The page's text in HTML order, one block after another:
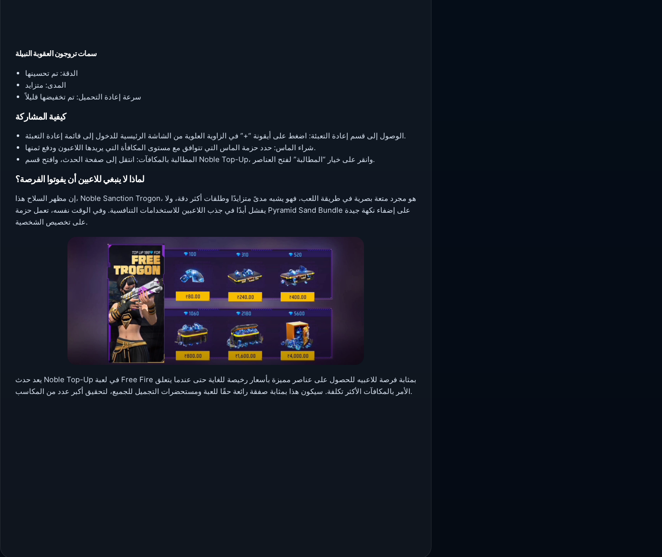
سمات تروجون العقوبة النبيلة
الدقة: تم تحسينها
المدى: متزايد
سرعة إعادة التحميل: تم تخفيضها قليلاً
كيفية المشاركة
الوصول إلى قسم إعادة التعبئة: اضغط على أيقونة “+” في الزاوية العلوية من الشاشة الرئيسية للدخول إلى قائمة إعادة التعبئة.
شراء الماس: حدد حزمة الماس التي تتوافق مع مستوى المكافأة التي يريدها اللاعبون ودفع ثمنها.
المطالبة بالمكافآت: انتقل إلى صفحة الحدث، وافتح قسم Noble Top-Up، وانقر على خيار “المطالبة” لفتح العناصر.
لماذا لا ينبغي للاعبين أن يفوتوا الفرصة؟
إن مظهر السلاح هذا، Noble Sanction Trogon، هو مجرد متعة بصرية في طريقة اللعب، فهو يشبه مدىً متزايدًا وطلقات أكثر دقة، ولا
يفشل أبدًا في جذب اللاعبين للاستخدامات التنافسية. وفي الوقت نفسه، تعمل حزمة Pyramid Sand Bundle على إضفاء نكهة جيدة
على تخصيص الشخصية.
يعد حدث Noble Top-Up في لعبة Free Fire بمثابة فرصة للاعبيه للحصول على عناصر مميزة بأسعار رخيصة للغاية حتى عندما يتعلق
الأمر بالمكافآت الأكثر تكلفة. سيكون هذا بمثابة صفقة رائعة حقًا للعبة ومستحضرات التجميل للجميع، لتحقيق أكبر عدد من المكاسب.